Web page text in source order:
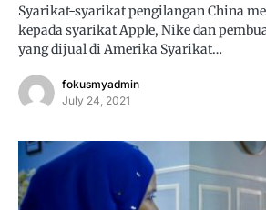
Syarikat-syarikat pengilangan China
kepada syarikat Apple, Nike dan
yang dijual di Amerika Syarikat…
fokusmyadmin
July 24, 2021